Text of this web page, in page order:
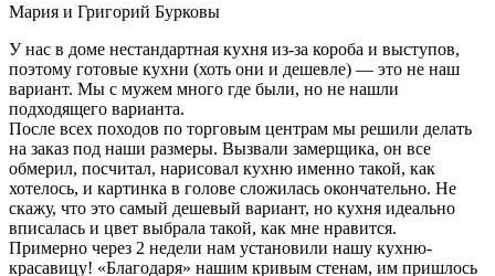
Мария и Григорий Бурковы
У нас в доме нестандартная кухня из-за короба и выступов,
поэтому готовые кухни (хоть они и дешевле) — это не наш
вариант. Мы с мужем много где были, но не нашли
подходящего варианта.
После всех походов по торговым центрам мы решили делать
на заказ под наши размеры. Вызвали замерщика, он все
обмерил, посчитал, нарисовал кухню именно такой, как
хотелось, и картинка в голове сложилась окончательно. Не
скажу, что это самый дешевый вариант, но кухня идеально
вписалась и цвет выбрала такой, как мне нравится.
Примерно через 2 недели нам установили нашу кухню-
красавицу! «Благодаря» нашим кривым стенам, им пришлось